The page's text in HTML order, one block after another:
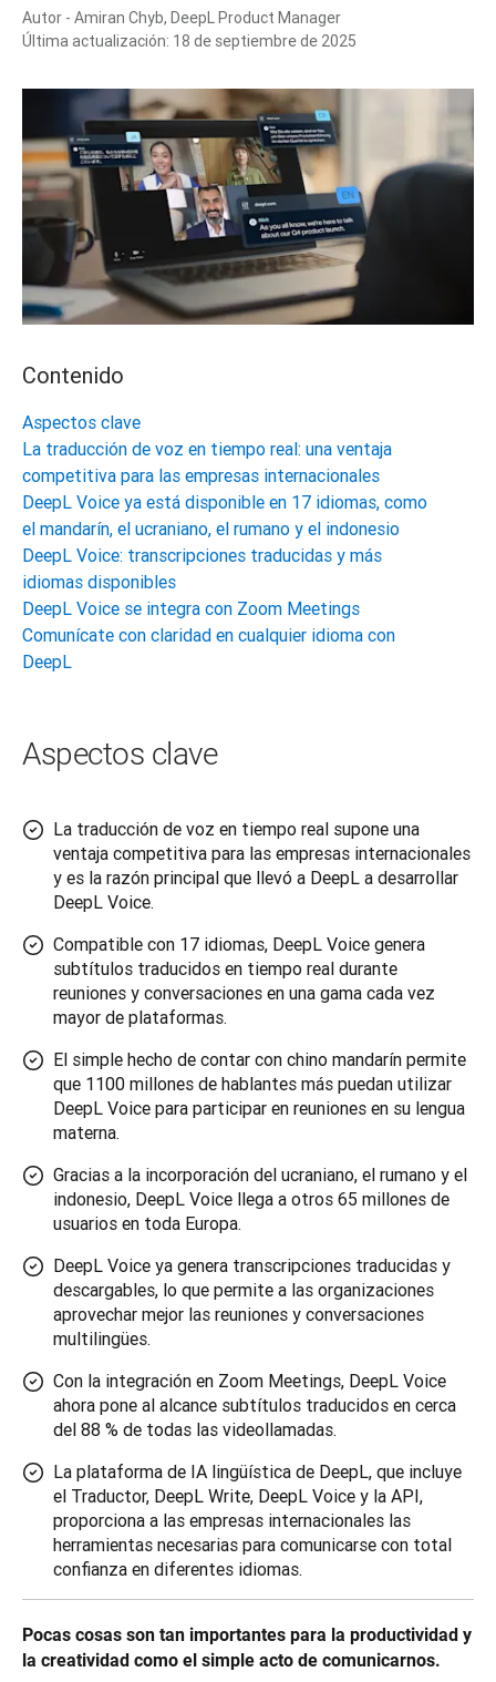
Autor - Amiran Chyb, DeepL Product Manager
Última actualización: 18 de septiembre de 2025
Contenido
Aspectos clave
La traducción de voz en tiempo real: una ventaja
competitiva para las empresas internacionales
DeepL Voice ya está disponible en 17 idiomas, como
el mandarín, el ucraniano, el rumano y el indonesio
DeepL Voice: transcripciones traducidas y más
idiomas disponibles
DeepL Voice se integra con Zoom Meetings
Comunícate con claridad en cualquier idioma con
DeepL
Aspectos clave
La traducción de voz en tiempo real supone una
ventaja competitiva para las empresas internacionales
y es la razón principal que llevó a DeepL a desarrollar
DeepL Voice.
Compatible con 17 idiomas, DeepL Voice genera
subtítulos traducidos en tiempo real durante
reuniones y conversaciones en una gama cada vez
mayor de plataformas.
El simple hecho de contar con chino mandarín permite
que 1100 millones de hablantes más puedan utilizar
DeepL Voice para participar en reuniones en su lengua
materna.
Gracias a la incorporación del ucraniano, el rumano y el
indonesio, DeepL Voice llega a otros 65 millones de
usuarios en toda Europa.
DeepL Voice ya genera transcripciones traducidas y
descargables, lo que permite a las organizaciones
aprovechar mejor las reuniones y conversaciones
multilingües.
Con la integración en Zoom Meetings, DeepL Voice
ahora pone al alcance subtítulos traducidos en cerca
del 88 % de todas las videollamadas.
La plataforma de IA lingüística de DeepL, que incluye
el Traductor, DeepL Write, DeepL Voice y la API,
proporciona a las empresas internacionales las
herramientas necesarias para comunicarse con total
confianza en diferentes idiomas.
Pocas cosas son tan importantes para la productividad y
la creatividad como el simple acto de comunicarnos.